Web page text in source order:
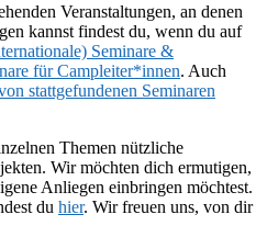
Veranstaltungen, an denen
kannst findest du, wenn du auf
Seminare &
für Campleiter*innen. Auch
stattgefundenen Seminaren
Themen nützliche
Wir möchten dich ermutigen,
Anliegen einbringen möchtest.
du hier. Wir freuen uns, von dir